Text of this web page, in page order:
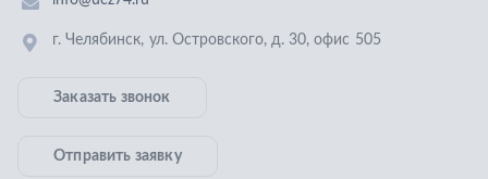
Политика конфиденциальности
Разработка - ALGUS